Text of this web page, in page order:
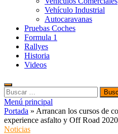
Vehículo Industrial
Autocaravanas
Pruebas Coches
Formula 1
Rallyes
Historia
Videos
Buscar:
Menú principal
Portada » Arrancan los cursos de
experience asfalto y Off Road 2020
Noticias